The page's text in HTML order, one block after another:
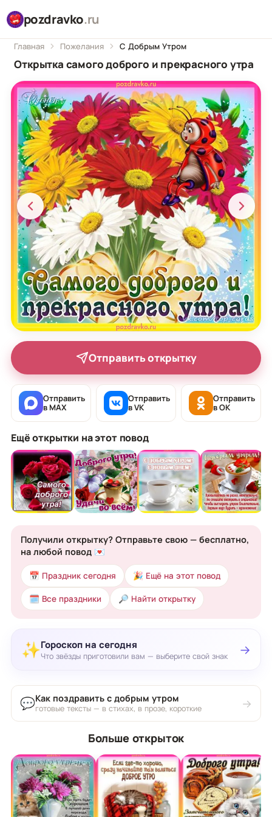
pozdravko.ru
Главная Пожелания С Добрым Утром
Открытка самого доброго и прекрасного утра
Отправить открытку
Отправить
в MAX
Отправить
в VK
Отправить
в OK
Ещё открытки на этот повод
Получили открытку? Отправьте свою — бесплатно,
на любой повод 💌
📅 Праздник сегодня 🎉 Ещё на этот повод
🗓 Все праздники 🔎 Найти открытку
✨Гороскоп на сегодня
Что звёзды приготовили вам — выберите свой знак →
💬Как поздравить с добрым утром
готовые тексты — в стихах, в прозе, короткие →
Больше открыток